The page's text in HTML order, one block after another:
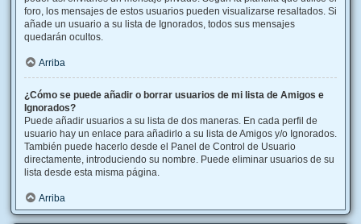
foro, los mensajes de estos usuarios pueden visualizarse resaltados. Si
añade un usuario a su lista de Ignorados, todos sus mensajes
quedarán ocultos.
Arriba
¿Cómo se puede añadir o borrar usuarios de mi lista de Amigos e
Ignorados?
Puede añadir usuarios a su lista de dos maneras. En cada perfil de
usuario hay un enlace para añadirlo a su lista de Amigos y/o Ignorados.
También puede hacerlo desde el Panel de Control de Usuario
directamente, introduciendo su nombre. Puede eliminar usuarios de su
lista desde esta misma página.
Arriba